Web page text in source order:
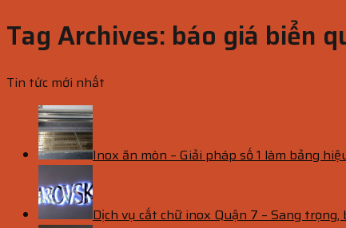
Tag Archives: báo giá biển
Tin tức mới nhất
Inox ăn mòn – Giải pháp số 1 làm bảng
Dịch vụ cắt chữ inox Quận 7 – Sang